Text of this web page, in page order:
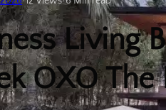
Living
OXO